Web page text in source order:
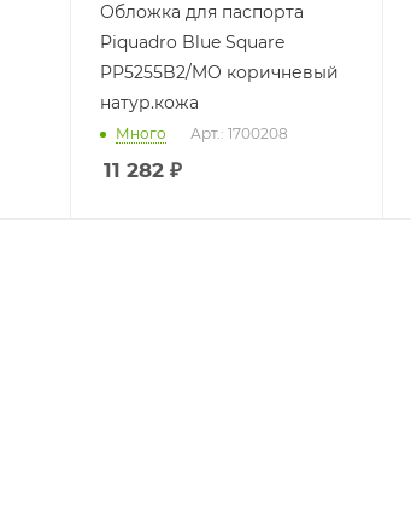
Обложка для паспорта
Piquadro Blue Square
PP5255B2/MO коричневый
натур.кожа
Много Арт.: 1700208
11 282₽